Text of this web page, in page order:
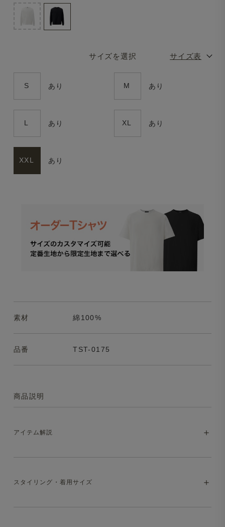
サイズを選択 サイズ表
S あり M あり
L あり XL あり
XXL あり
素材 綿100%
品番 TST-0175
商品説明
アイテム解説
毎日着たくなる、日常を格上げするTシャツ
スタイリング・着用サイズ